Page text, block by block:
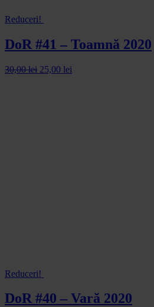
Reduceri!
DoR #41 – Toamnă 2020
30,00lei 25,00 lei
Reduceri!
DoR #40 – Vară 2020